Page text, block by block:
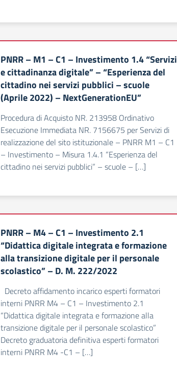
PNRR – M1 – C1 – Investimento 1.4 “Servizi
e cittadinanza digitale” – “Esperienza del
cittadino nei servizi pubblici – scuole
(Aprile 2022) – NextGenerationEU”
Procedura di Acquisto NR. 213958 Ordinativo
Esecuzione Immediata NR. 7156675 per Servizi di
realizzazione del sito istituzionale – PNRR M1 – C1
– Investimento – Misura 1.4.1 “Esperienza del
cittadino nei servizi pubblici” – scuole – […]
PNRR – M4 – C1 – Investimento 2.1
“Didattica digitale integrata e formazione
alla transizione digitale per il personale
scolastico” – D. M. 222/2022
Decreto affidamento incarico esperti formatori
interni PNRR M4 – C1 – Investimento 2.1
“Didattica digitale integrata e formazione alla
transizione digitale per il personale scolastico”
Decreto graduatoria definitiva esperti formatori
interni PNRR M4 -C1 – […]